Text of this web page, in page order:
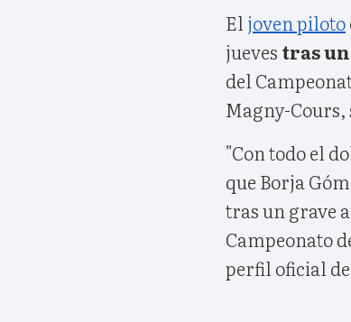
El joven piloto
jueves tras
del
Magny-Cours,
"Con todo el
que Borja
tras un grave
Campeonato
perfil oficial